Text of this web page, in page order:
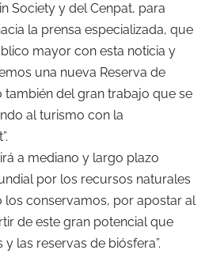
Society y del Cenpat, para
la prensa especializada, que
mayor con esta noticia y
una nueva Reserva de
también del gran trabajo que se
al turismo con la
a mediano y largo plazo
por los recursos naturales
conservamos, por apostar al
de este gran potencial que
las reservas de biósfera”.